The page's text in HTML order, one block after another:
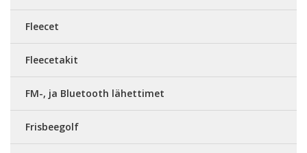
Fleecet
Fleecetakit
FM-, ja Bluetooth lähettimet
Frisbeegolf